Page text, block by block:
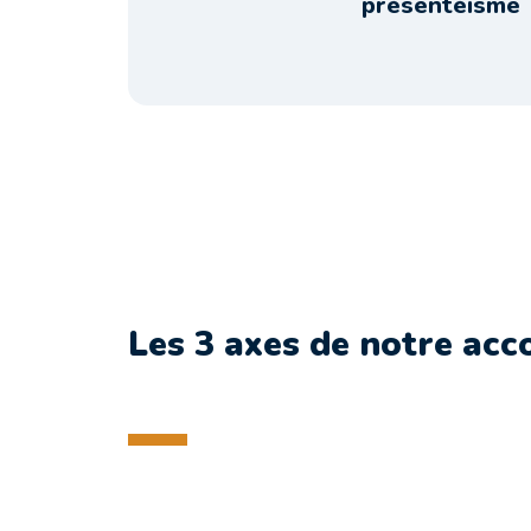
Les 3 axes de notre